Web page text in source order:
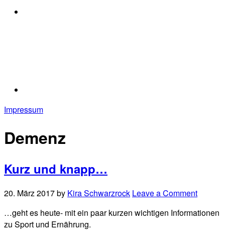
Impressum
Demenz
Kurz und knapp…
20. März 2017by Kira Schwarzrock Leave a Comment
…geht es heute- mit ein paar kurzen wichtigen Informationen
zu Sport und Ernährung.